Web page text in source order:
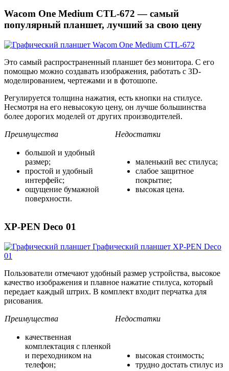
Wacom One Medium CTL-672 — самый
популярный планшет, лучший за свою цену
Это самый распространенный планшет без монитора. С его
помощью можно создавать изображения, работать с 3D-
моделированием, чертежами и в фотошопе.
Регулируется толщина нажатия, есть кнопки на стилусе.
Несмотря на его невысокую цену, он лучше большинства
более дорогих моделей от других производителей.
Преимущества Недостатки
большой и удобный
размер;
простой и удобный
интерфейс;
ощущение бумажной
поверхности.
маленький вес стилуса;
слабое защитное
покрытие;
высокая цена.
XP-PEN Deco 01
Пользователи отмечают удобный размер устройства, высокое
качество изображения и плавное нажатие стилуса, который
передает каждый штрих. В комплект входит перчатка для
рисования.
Преимущества Недостатки
качественная
комплектация с пленкой
и переходником на
телефон;
высокая стоимость;
трудно достать стилус из